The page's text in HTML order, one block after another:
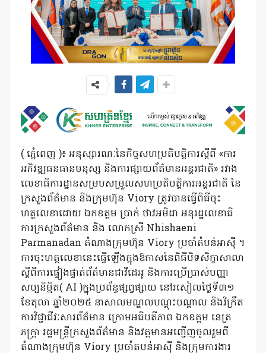
( ភ្នំេពេញ )៖ អនុស្សារណៈនៃកិច្ចសហប្រតិបត្តិការស្តីពី «ការ
អភិវឌ្ឍធនធានមនុស្ស និងការផ្សាយព័ត៌មានអន្តរជាតិ» រវាង
លេខាធិការដ្ឋានសម្របសម្រួលសហប្រតិបត្តិការអន្តរជាតិ នៃ
ក្រសួងព័ត៌មាន និងក្រុមហ៊ុន Viory ត្រូវបានធ្វើពិធីចុះ
ហត្ថលេខាដោយ ឯកឧត្តម ប្រាក់ ថាវអមិដា អនុរដ្ឋលេខាធិ
ការក្រសួងព័ត៌មាន និង លោកស្រី Nhishaeni
Parmanadan តំណាងក្រុមហ៊ុន Viory ប្រចាំតំបន់អាសុី ។
ការចុះហត្ថលេខានេះធ្វើឡើងក្នុងឱកាសនៃពិធីបិទសិក្ខាសាលា
ស្ដីពីការផ្ទៀងផ្ទាត់ព័ត៌មានជាវីដេអូ និងការប្រើប្រាស់បញ្ញា
សប្បនិម្មិត( AI )ក្នុងប្រព័ន្ធផ្សព្វផ្សាយ នៅរសៀលថ្ងៃទី៣១
ខែតុលា ឆ្នាំ២០២៥ នាសាលមណ្ឌលបណ្តុះបណ្តាល និងវិក្រឹត
ការវិជ្ជាជីវៈសារព័ត៌មាន ក្រោមអធិបតីភាព ឯកឧត្តម នេត្រ
ភក្ត្រា រដ្ឋមន្ត្រីក្រសួងព័ត៌មាន និងវត្តមានអញ្ជើញចូលរួមពី
តំណាងក្រុមហ៊ុន Viory ប្រចាំតបន់អាសុី និងក្រុមការងារ